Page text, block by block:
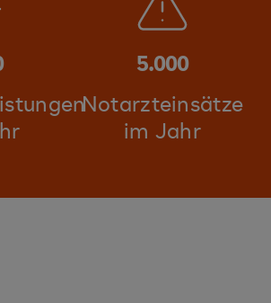
Kindern bis zum geriatrischen
5.000
Notarzteinsätze
im Jahr